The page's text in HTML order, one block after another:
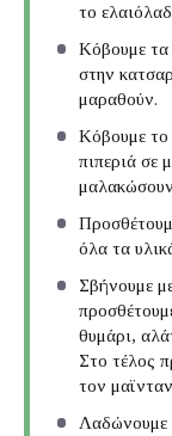
το
Κόβουμε τα
στην
μαραθούν.
Κόβουμε το
πιπεριά σε
όλα τα
Σβήνουμε
θυμάρι,
Στο τέλος
τον
Λαδώνουμε